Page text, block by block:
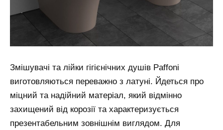
Змішувачі та лійки гігієнічних душів Paffoni
виготовляються переважно з латуні. Йдеться про
міцний та надійний матеріал, який відмінно
захищений від корозії та характеризується
презентабельним зовнішнім виглядом. Для